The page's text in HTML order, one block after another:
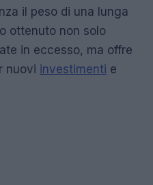
il peso di una lunga
ottenuto non solo
in eccesso, ma offre
nuovi investimenti e